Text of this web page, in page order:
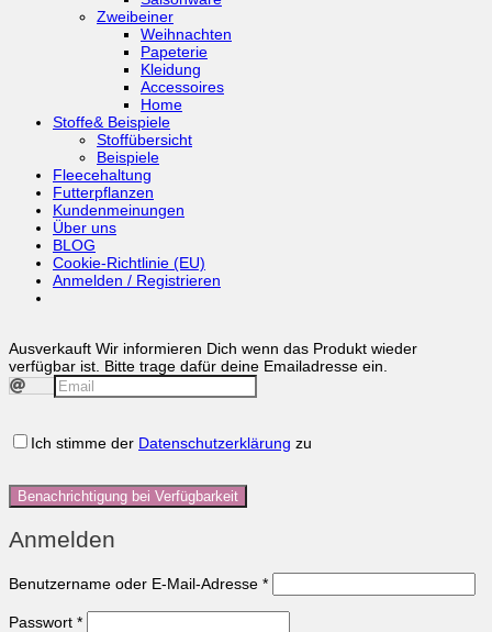
Zweibeiner
Weihnachten
Papeterie
Kleidung
Accessoires
Home
Stoffe& Beispiele
Stoffübersicht
Beispiele
Fleecehaltung
Futterpflanzen
Kundenmeinungen
Über uns
BLOG
Cookie-Richtlinie (EU)
Anmelden / Registrieren
Ausverkauft Wir informieren Dich wenn das Produkt wieder
verfügbar ist. Bitte trage dafür deine Emailadresse ein.
Ich stimme der Datenschutzerklärung zu
Benachrichtigung bei Verfügbarkeit
Anmelden
Benutzername oder E-Mail-Adresse *Erforderlich
Passwort *Erforderlich